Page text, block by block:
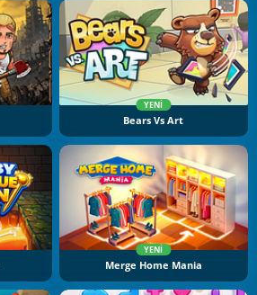
YENI
Bears Vs Art
YENI
Merge Home Mania